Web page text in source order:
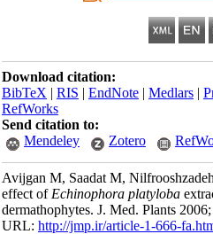
Download citation:
BibTeX|RIS|EndNote|
RefWorks
Send citation to:
Mendeley
Zotero
Avijgan M, Saadat M,
effect ofEchinophora platyloba
dermathophytes. J. Med. Plants
URL:http://jmp.ir/article-1-666-